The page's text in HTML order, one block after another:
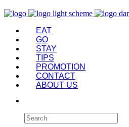
EAT
GO
STAY
TIPS
PROMOTION
CONTACT
ABOUT US